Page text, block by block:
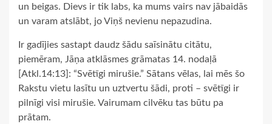
un beigas. Dievs ir tik labs, ka mums vairs nav jābaidās
un varam atslābt, jo Viņš nevienu nepazudina.
Ir gadījies sastapt daudz šādu saīsinātu citātu,
piemēram, Jāņa atklāsmes grāmatas 14. nodaļā
[Atkl.14:13]: “Svētīgi mirušie.” Sātans vēlas, lai mēs šo
Rakstu vietu lasītu un uztvertu šādi, proti – svētīgi ir
pilnīgi visi mirušie. Vairumam cilvēku tas būtu pa
prātam.